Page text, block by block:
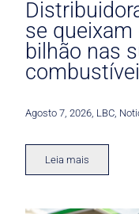
se queixam
bilhão nas
Agosto 7, 2026 LBC
Leia mais